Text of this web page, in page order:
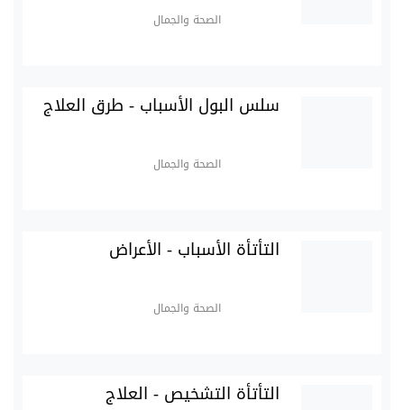
الصحة والجمال
سلس البول الأسباب - طرق العلاج
الصحة والجمال
التأتأة الأسباب - الأعراض
الصحة والجمال
التأتأة التشخيص - العلاج